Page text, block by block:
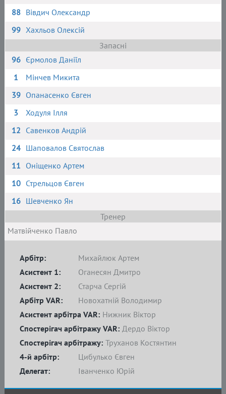
88 Вівдич Олександр
99 Хахльов Олексій
Запасні
96 Єрмолов Даніїл
1
Мінчев Микита
39 Опанасенко Євген
3
Ходуля Ілля
12 Савенков Андрій
24 Шаповалов Святослав
11 Оніщенко Артем
10 Стрельцов Євген
16 Шевченко Ян
Тренер
Матвійченко Павло
Арбітр:
Михайлюк Артем
Асистент 1:
Оганесян Дмитро
Асистент 2:
Старча Сергій
4-й арбітр:
Цибулько Євген
Делегат:
Іванченко Юрій
Спостерігач арбітражу: Труханов Костянтин
Арбітр VAR:
Новохатній Володимир
Асистент арбітра VAR: Нижник Віктор
Спостерігач арбітражу VAR: Дердо Віктор